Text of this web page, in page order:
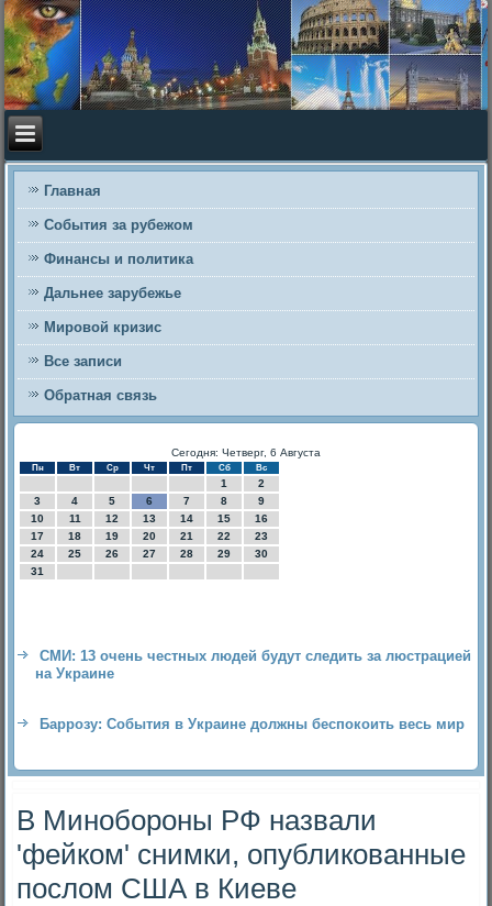
Главная
События за рубежом
Финансы и политика
Дальнее зарубежье
Мировой кризис
Все записи
Обратная связь
Сегодня: Четверг, 6 Августа
Пн Вт Ср Чт Пт Сб Вс
1
2
3
4 5 6 7 8
9
10
11 12 13 14 15
16
17
18 19 20 21 22
23
24
25 26 27 28 29
30
31
СМИ: 13 очень честных людей будут следить за люстрацией
на Украине
Баррозу: События в Украине должны беспокоить весь мир
В Минобороны РФ назвали
'фейком' снимки, опубликованные
послом США в Киеве